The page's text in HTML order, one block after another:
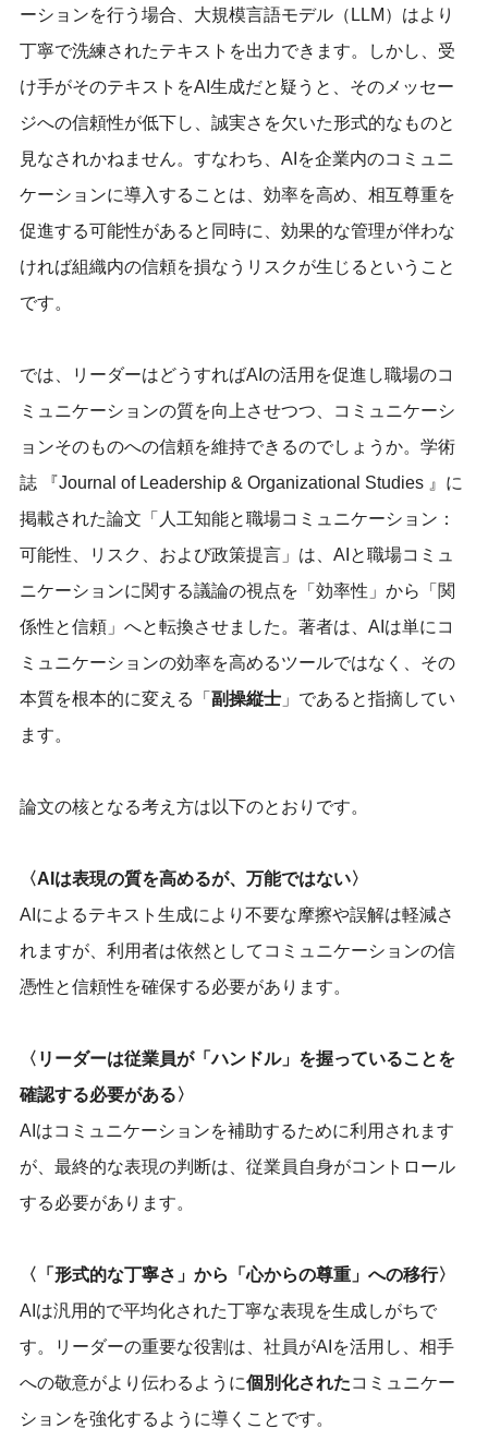
ーションを行う場合、大規模言語モデル（LLM）はより
丁寧で洗練されたテキストを出力できます。しかし、受
け手がそのテキストをAI生成だと疑うと、そのメッセー
ジへの信頼性が低下し、誠実さを欠いた形式的なものと
見なされかねません。すなわち、AIを企業内のコミュニ
ケーションに導入することは、効率を高め、相互尊重を
促進する可能性があると同時に、効果的な管理が伴わな
ければ組織内の信頼を損なうリスクが生じるということ
です。
では、リーダーはどうすればAIの活用を促進し職場のコ
ミュニケーションの質を向上させつつ、コミュニケーシ
ョンそのものへの信頼を維持できるのでしょうか。学術
誌 『Journal of Leadership & Organizational Studies 』に
掲載された論文「人工知能と職場コミュニケーション：
可能性、リスク、および政策提言」は、AIと職場コミュ
ニケーションに関する議論の視点を「効率性」から「関
係性と信頼」へと転換させました。著者は、AIは単にコ
ミュニケーションの効率を高めるツールではなく、その
本質を根本的に変える「 副操縦士」であると指摘してい
ます。
論文の核となる考え方は以下のとおりです。
〈AIは表現の質を高めるが、万能ではない〉
AIによるテキスト生成により不要な摩擦や誤解は軽減さ
れますが、利用者は依然としてコミュニケーションの信
憑性と信頼性を確保する必要があります。
〈リーダーは従業員が「ハンドル」を握っていることを
確認する必要がある〉
AIはコミュニケーションを補助するために利用されます
が、最終的な表現の判断は、従業員自身がコントロール
する必要があります。
〈「形式的な丁寧さ」から「心からの尊重」への移行〉
AIは汎用的で平均化された丁寧な表現を生成しがちで
す。リーダーの重要な役割は、社員がAIを活用し、相手
への敬意がより伝わるように個別化されたコミュニケー
ションを強化するように導くことです。